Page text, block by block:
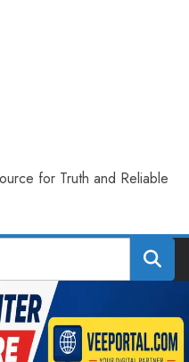
for Truth and Reliable